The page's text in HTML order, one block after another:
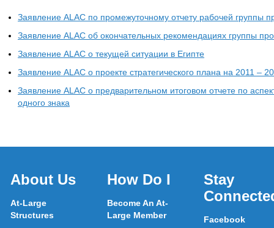
Заявление ALAC по промежуточному отчету рабочей группы
Заявление ALAC об окончательных рекомендациях группы
Заявление ALAC о текущей ситуации в Египте
Заявление ALAC о проекте стратегического плана на 2011 –
Заявление ALAC о предварительном итоговом отчете по
одного знака
About Us
At-Large
Structures
How Do I
Become An At-
Large Member
Stay
Facebook